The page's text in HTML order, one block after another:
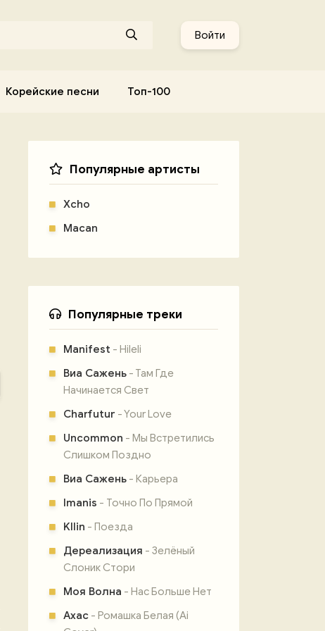
Войти
Корейские песни Топ-100
Популярные артисты
Xcho
Macan
Популярные треки
Manifest - Hileli
Виа Сажень - Там Где
Начинается Свет
Charfutur - Your Love
Uncommon - Мы Встретились
Слишком Поздно
Виа Сажень - Карьера
Imanis - Точно По Прямой
Kllin - Поезда
Дереализация - Зелёный
Слоник Стори
Моя Волна - Нас Больше Нет
Ахас - Ромашка Белая (Ai